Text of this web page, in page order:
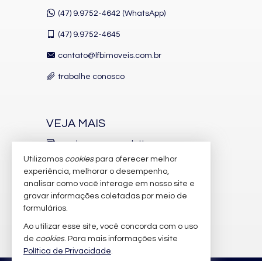
Hall Decorado e Mobiliado
Acessibilidade para PNE
(47) 9.9752-4642 (WhatsApp)
(47) 9.9752-4645
contato@lfbimoveis.com.br
trabalhe conosco
VEJA MAIS
receba nosso newsletter
indicadores financeiros
cadastre seu imóvel
imóveis favoritos
mapa de imóveis
Utilizamos cookiespara oferecer melhor
experiência, melhorar o desempenho,
analisar como você interage em nosso site e
gravar informações coletadas por meio de
formulários.
Ao utilizar esse site, você concorda com o uso
de cookies. Para mais informações visite
Política de Privacidade.